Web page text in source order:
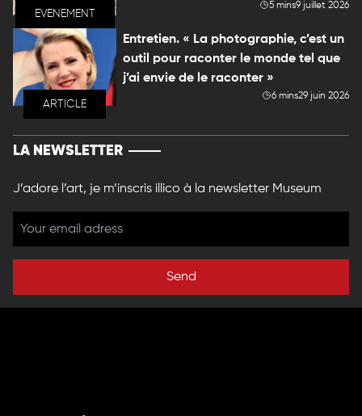
EVENEMENT
5 mins9 juillet 2026
ARTICLE
Entretien. « La photographie, c’est un
outil pour raconter le monde tel que
j’ai envie de le raconter »
6 mins29 juin 2026
LA NEWSLETTER
J’adore l’art, je m’inscris illico à la newsletter Museum
Send